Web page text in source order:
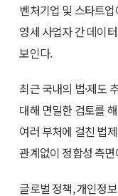
벤처기업 및 스타트
영세 사업자 간 데이
보인다.
최근 국내의 법·제도
대해 면밀한 검토를
여러 부처에 걸친 법
관계없이 정합성 측
글로벌 정책, 개인정